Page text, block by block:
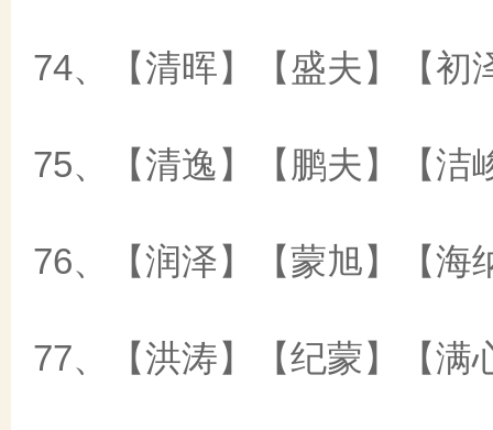
74、【清晖】【盛夫】【初
75、【清逸】【鹏夫】【洁
76、【润泽】【蒙旭】【海
77、【洪涛】【纪蒙】【满